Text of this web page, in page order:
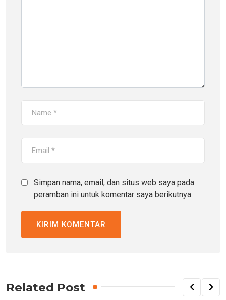
Simpan nama, email, dan situs web saya pada
peramban ini untuk komentar saya berikutnya.
Related Post